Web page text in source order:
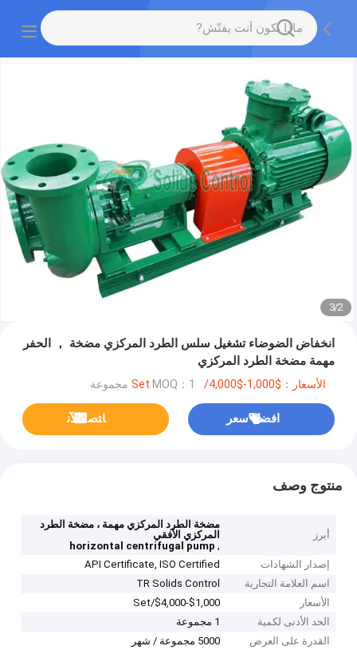
2
/
3
انخفاض الضوضاء تشغيل سلس الطرد المركزي مضخة ， الحفر
مهمة مضخة الطرد المركزي
الأسعار：$1,000-$4,000/Set MOQ：1 مجموعة
افضل سعر ﺎﺘﺼﻟ ﺍﻶﻧ
منتوج وصف
أبرز
مضخة الطرد المركزي مهمة ، مضخة الطرد
المركزي الأفقي
,
horizontal centrifugal pump
إصدار الشهادات
API Certificate, ISO Certified
اسم العلامة التجارية
TR Solids Control
الأسعار
$1,000-$4,000/Set
الحد الأدنى لكمية
1 مجموعة
القدرة على العرض
5000 مجموعة / شهر